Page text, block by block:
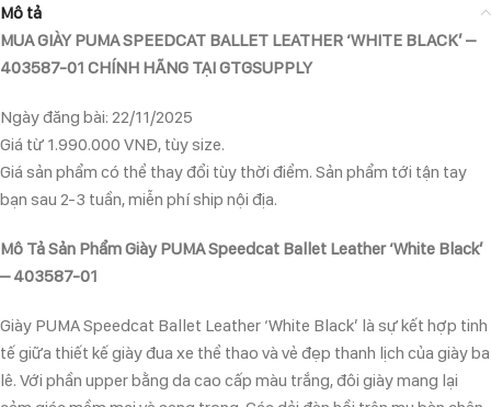
Mô tả
MUA GIÀY PUMA SPEEDCAT BALLET LEATHER ‘WHITE BLACK’ –
403587-01 CHÍNH HÃNG TẠI GTGSUPPLY
Ngày đăng bài: 22/11/2025
Giá từ 1.990.000 VNĐ, tùy size.
Giá sản phẩm có thể thay đổi tùy thời điểm. Sản phẩm tới tận tay
bạn sau 2-3 tuần, miễn phí ship nội địa.
Mô Tả Sản Phẩm Giày PUMA Speedcat Ballet Leather ‘White Black’
– 403587-01
Giày PUMA Speedcat Ballet Leather ‘White Black’ là sự kết hợp tinh
tế giữa thiết kế giày đua xe thể thao và vẻ đẹp thanh lịch của giày ba
lê. Với phần upper bằng da cao cấp màu trắng, đôi giày mang lại